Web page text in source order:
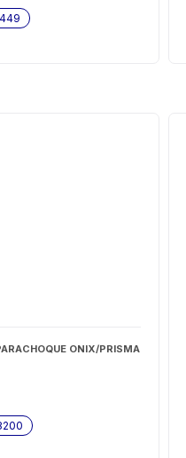
ONIX/PRISMA